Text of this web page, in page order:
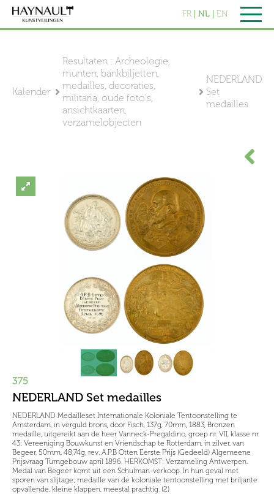
FR NL EN
Kalender
Resultaten : Archeologie,
munten, bankbiljetten,
medailles, decoraties,
militaria, oude foto's,
ansichtkaarten,
verzamelobjecten
NEDERLAND
Set
medailles
375
NEDERLAND Set medailles
NEDERLAND Medailleset Internationale Koloniale Tentoonstelling te
Amsterdam, in verguld brons, door Fisch, 137g, 70mm, 1883, Bronzen
medaille, uitgereikt aan de heer Vanneck-Pregaldino, groep nr. VII, klasse nr.
43; Vereeniging Bouwkunst en Vriendschap te Rotterdam, in zilver, van
Begeer, 50mm, 48,74g, rev. A.P.B Otten Eerste Prijs (Gedeeld) Algemeene
Prijsvraag Turngebouw april 1896. HERKOMST: Verzameling Antwerpen.
Medal van Begeer komt uit een Schulman-verkoop. In hun geval met
sporen van slijtage; medaille van de koloniale tentoonstelling met briljante
opvallende, kleine klappen, meestal prachtig. (2)